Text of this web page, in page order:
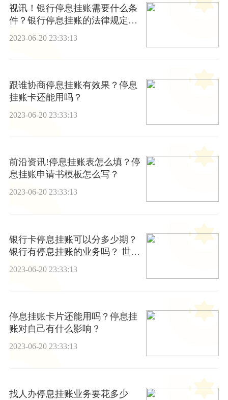
视讯！银行停息挂账需要什么条
件？银行停息挂账的法律规定有
2023-06-20 23:33:13
跟谁协商停息挂账有效果？停息
挂账卡还能用吗？
2023-06-20 23:33:13
前沿资讯!停息挂账表怎么填？停
息挂账申请书模板怎么写？
2023-06-20 23:33:13
银行卡停息挂账可以分多少期？
银行有停息挂账的业务吗？ 世界
2023-06-20 23:33:13
停息挂账卡片还能用吗？停息挂
账对自己有什么影响？
2023-06-20 23:33:13
找人办停息挂账业务要花多少